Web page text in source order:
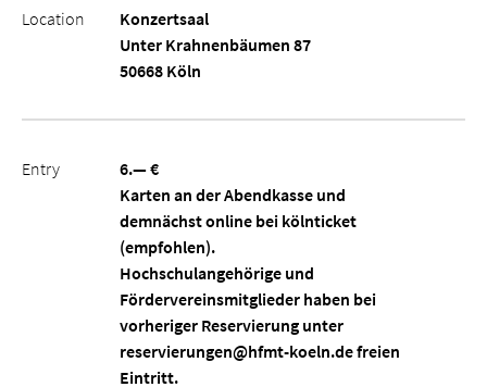
Location
Konzertsaal
Unter Krahnenbäumen 87
50668 Köln
Entry
6.— €
Karten an der Abendkasse und
demnächst online bei kölnticket
(empfohlen).
Hochschulangehörige und
Fördervereinsmitglieder haben bei
vorheriger Reservierung unter
reservierungen@hfmt-koeln.de freien
Eintritt.